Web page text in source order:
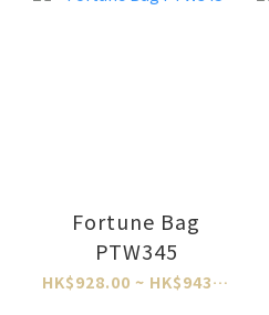
Fortune Bag
PTW345
HK$928.00 ~ HK$943.00